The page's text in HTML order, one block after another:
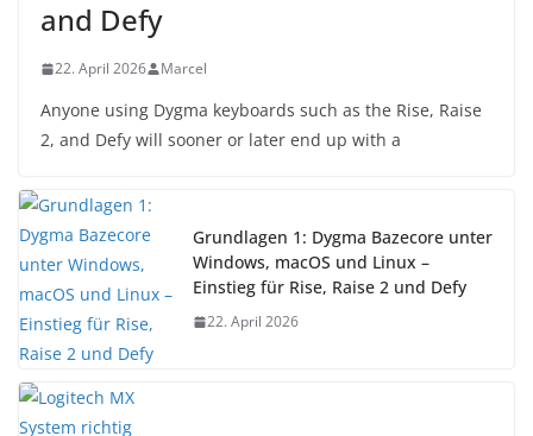
and Defy
22. April 2026 Marcel
Anyone using Dygma keyboards such as the Rise, Raise
2, and Defy will sooner or later end up with a
Grundlagen 1: Dygma Bazecore unter
Windows, macOS und Linux –
Einstieg für Rise, Raise 2 und Defy
22. April 2026